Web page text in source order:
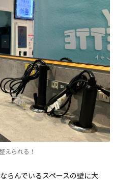
えられる！
らんでいるスペースの壁に大